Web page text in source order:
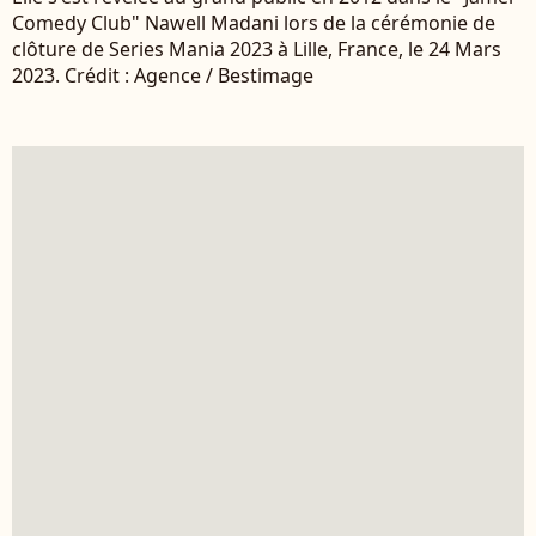
Comedy Club" Nawell Madani lors de la cérémonie de
clôture de Series Mania 2023 à Lille, France, le 24 Mars
2023. Crédit : Agence / Bestimage